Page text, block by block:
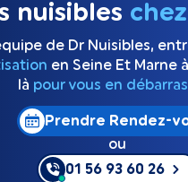
nuisibles
de Dr Nuisibles,
en Seine Et Marne
là pour vous en
Prendre Rendez-
ou
01 56 93 60 26